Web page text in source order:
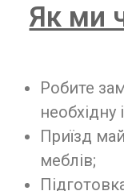
Як ми
Робите
необхідну
Приїзд
меблів;